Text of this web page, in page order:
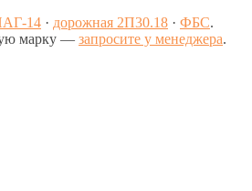
14 · дорожная 2П30.18 · ФБС.
марку — запросите у менеджера.